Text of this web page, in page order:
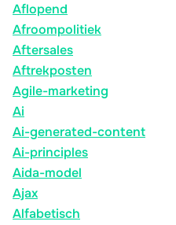
Aflopend
Afroompolitiek
Aftersales
Aftrekposten
Agile-marketing
Ai
Ai-generated-content
Ai-principles
Aida-model
Ajax
Alfabetisch